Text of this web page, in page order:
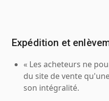
Expédition et
« Les acheteurs ne
du site de vente
son intégralité.